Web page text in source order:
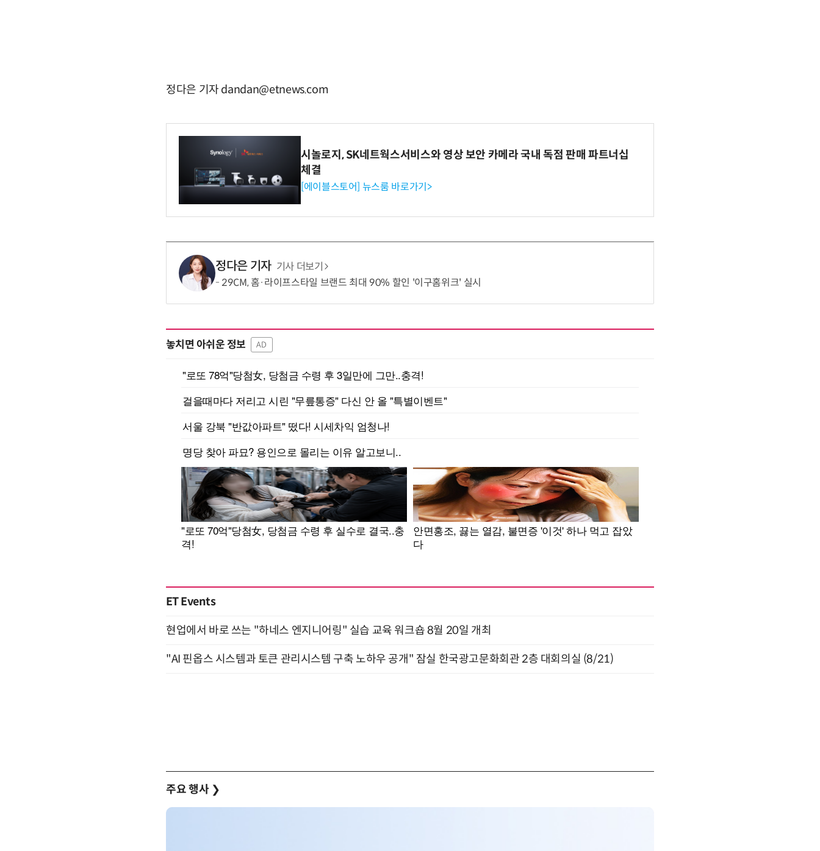
정다은 기자 dandan@etnews.com
시놀로지, SK네트웍스서비스와 영상 보안 카메라 국내 독점 판매 파트너십
체결
[에이블스토어] 뉴스룸 바로가기>
정다은 기자 기사 더보기
29CM, 홈·라이프스타일 브랜드 최대 90% 할인 '이구홈위크' 실시
놓치면 아쉬운 정보 AD
ET Events
현업에서 바로 쓰는 "하네스 엔지니어링" 실습 교육 워크숍 8월 20일 개최
"AI 핀옵스 시스템과 토큰 관리시스템 구축 노하우 공개" 잠실 한국광고문화회관 2층 대회의실 (8/21)
주요 행사 ❯